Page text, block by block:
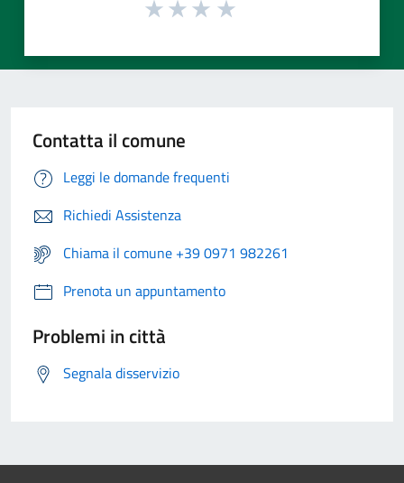
Contatta il comune
Leggi le domande frequenti
Richiedi Assistenza
Chiama il comune +39 0971 982261
Prenota un appuntamento
Problemi in città
Segnala disservizio